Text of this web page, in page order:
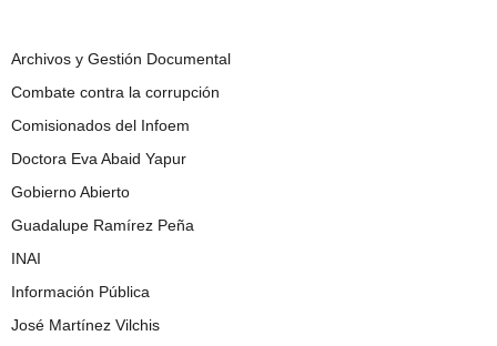
Archivos y Gestión Documental
Combate contra la corrupción
Comisionados del Infoem
Doctora Eva Abaid Yapur
Gobierno Abierto
Guadalupe Ramírez Peña
INAI
Información Pública
José Martínez Vilchis